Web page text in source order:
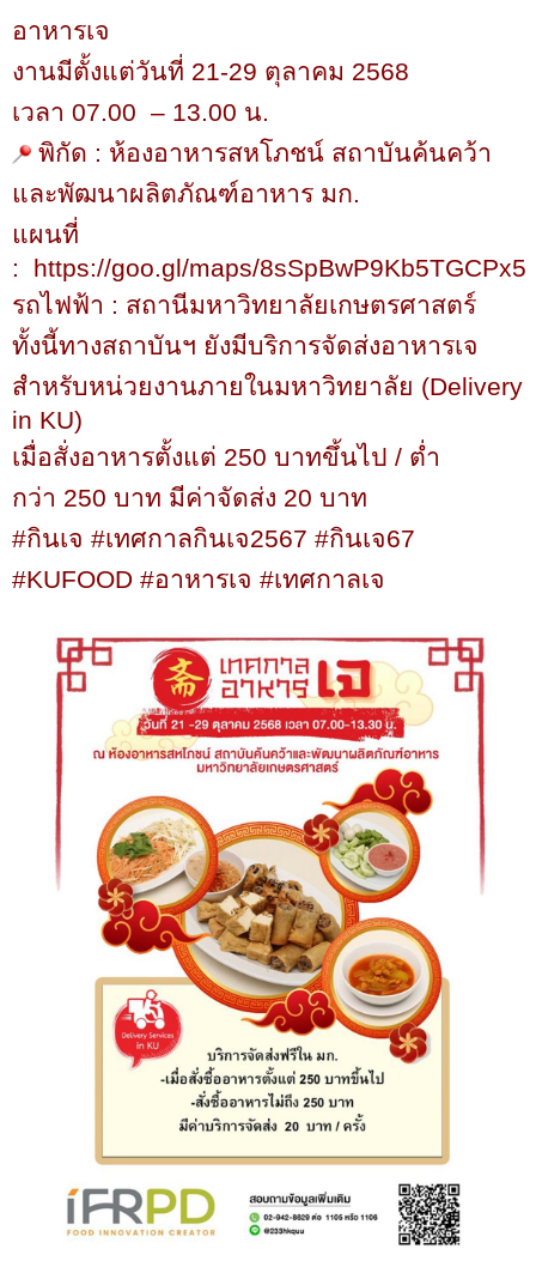
อาหารเจ
งานมีตั้งแต่วันที่ 21-29 ตุลาคม 2568
เวลา 07.00 – 13.00 น.
พิกัด : ห้องอาหารสหโภชน์ สถาบันค้นคว้า
และพัฒนาผลิตภัณฑ์อาหาร มก.
แผนที่
:
https://goo.gl/maps/8sSpBwP9Kb5TGCPx5
รถไฟฟ้า : สถานีมหาวิทยาลัยเกษตรศาสตร์
ทั้งนี้ทางสถาบันฯ ยังมีบริการจัดส่งอาหารเจ
สำหรับหน่วยงานภายในมหาวิทยาลัย (Delivery
in KU)
เมื่อสั่งอาหารตั้งแต่ 250 บาทขึ้นไป / ต่ำ
กว่า 250 บาท มีค่าจัดส่ง 20 บาท
#กินเจ #เทศกาลกินเจ2567 #กินเจ67
#KUFOOD #อาหารเจ #เทศกาลเจ